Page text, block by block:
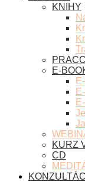
KNIHY
E-
KURZ
CD